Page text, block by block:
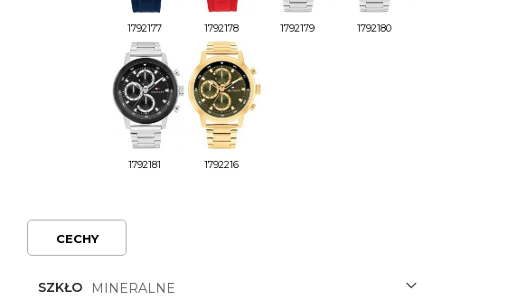
1792177 1792178 1792179 1792180
1792181 1792216
CECHY
SZKŁO
MINERALNE